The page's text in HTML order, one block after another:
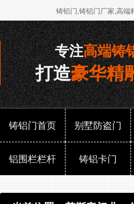
铸铝门,铸铝门厂家,高端
专注高端铸
打造豪华精
铸铝门首页 别墅防盗门
铝围栏栏杆 铸铝卡门